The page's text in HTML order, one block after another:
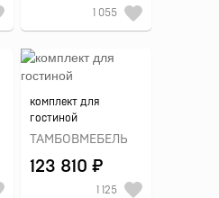
1 055
комплект для
гостиной
ТАМБОВМЕБЕЛЬ
123 810 ₽
1 125